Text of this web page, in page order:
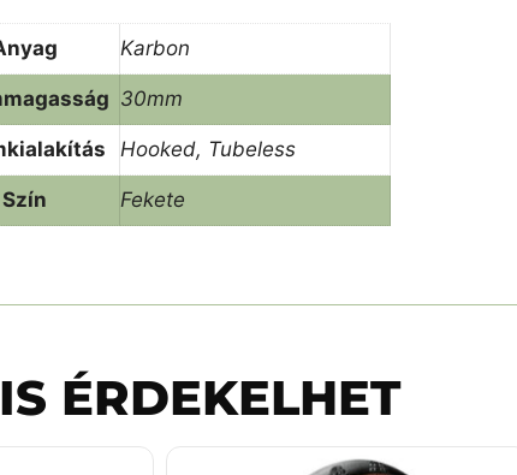
Karbon
30mm
Hooked, Tubeless
Szín Fekete
ÉRDEKELHET